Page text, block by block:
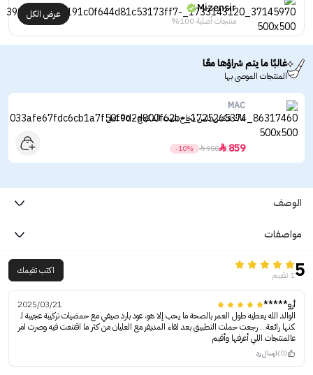
Mizensir
منتجات أصلية 100%
عرض الكل
غالبًا ما يتم شراؤها معًا
المنتجات الموصى بها
MAC
ماك فكس بلس بخاخ تثبيت المكياج - 100مل
859

950

-10%
الوصف
مواصفات
51 تقييم اكتب تقيمك
أرو*****
2025/03/21
الوالد الله يعطيه طول العمر بالصحة ما يحب إلا هو، عود بارد صيفي مع حمضيات تركيبة عجيبة ل
كنها رائعة… رجعت حملت التطبيق بعد لقاء المديفر مع العليان من كثر ما اقتنعت فيه وصرت امر
عالمنتجات اللي أعرفها وأقيم
(0) ارسال رد